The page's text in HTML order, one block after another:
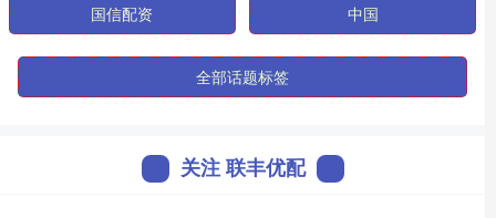
国信配资 中国
全部话题标签
关注 联丰优配